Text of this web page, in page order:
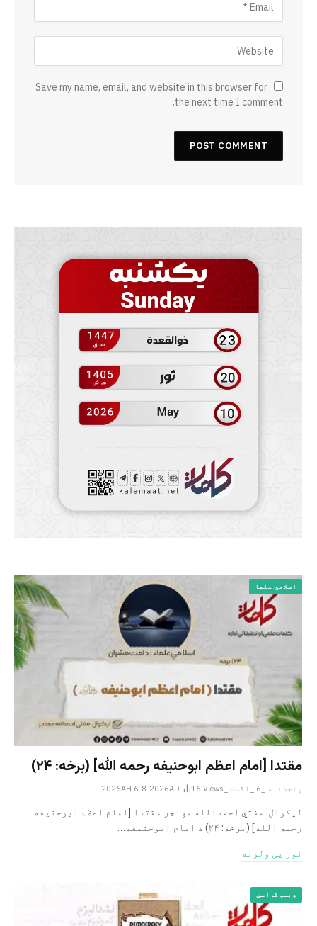
Save my name, email, and website in this browser for
the next time I comment.
اسلامي علما
مقتدا [امام اعظم ابوحنیفه رحمه الله‎] (برخه: ۲۴)
پنجشنبه _6 _اگست _2026AH 6-8-2026AD 16 Views
لیکوال: مفتي احمدالله مهاجر مقتدا [امام اعظم ابوحنیفه
رحمه الله‎] (برخه: ۲۴) د امام ابوحنيفه…
نور یی ولوله
ډیموکراسي